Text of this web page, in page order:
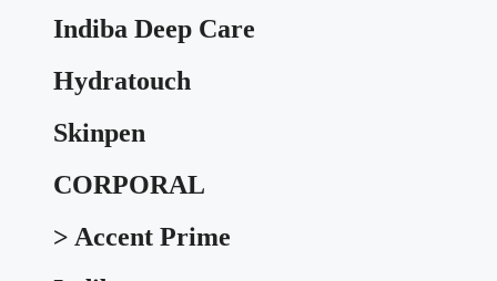
Indiba Deep Care
Hydratouch
Skinpen
CORPORAL
> Accent Prime